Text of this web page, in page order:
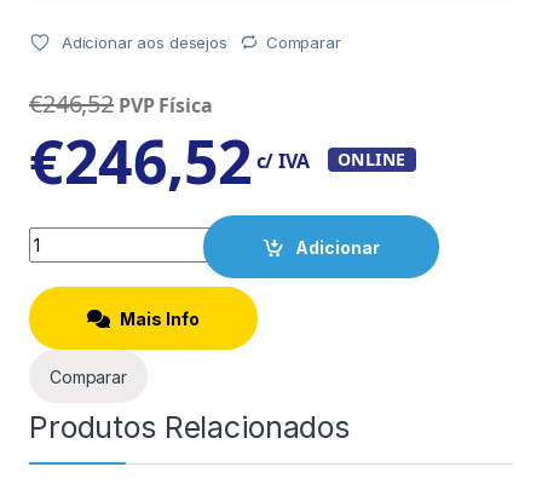
Adicionar aos desejos Comparar
€246,52 PVP Física
€246,52 c/ IVA ONLINE
Quantity
Adicionar
Mais Info
Comparar
Produtos Relacionados